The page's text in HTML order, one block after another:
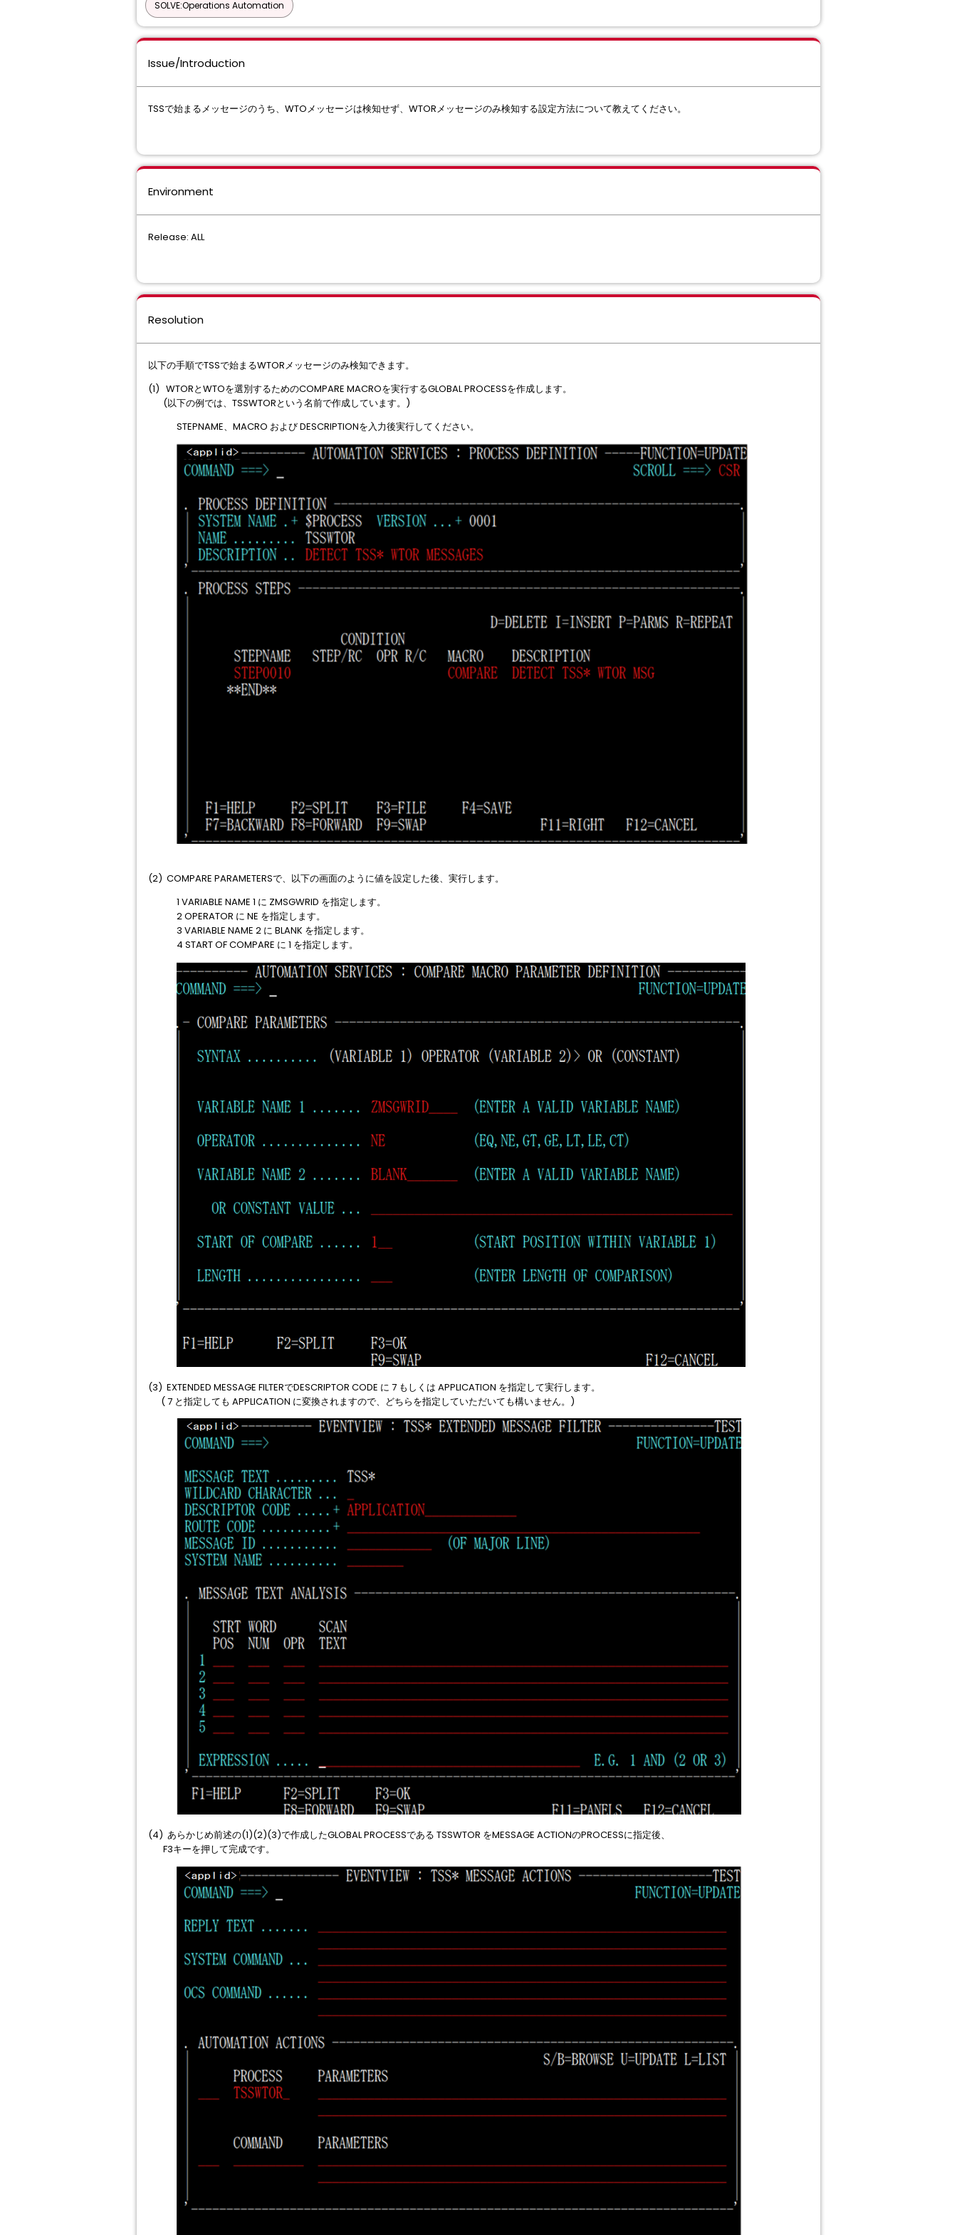
SOLVE:Operations Automation
Issue/Introduction
TSSで始まるメッセージのうち、WTOメッセージは検知せず、WTORメッセージのみ検知する設定方法について教えてください。
Environment
Release: ALL
Resolution
以下の手順でTSSで始まるWTORメッセージのみ検知できます。
(1) WTORとWTOを選別するためのCOMPARE MACROを実行するGLOBAL PROCESSを作成します。
(以下の例では、TSSWTORという名前で作成しています。)
STEPNAME、MACRO および DESCRIPTIONを入力後実行してください。
(2) COMPARE PARAMETERSで、以下の画面のように値を設定した後、実行します。
1 VARIABLE NAME 1 に ZMSGWRID を指定します。
2 OPERATOR に NE を指定します。
3 VARIABLE NAME 2 に BLANK を指定します。
4 START OF COMPARE に 1 を指定します。
(3) EXTENDED MESSAGE FILTERでDESCRIPTOR CODE に 7 もしくは APPLICATION を指定して実行します。
( 7 と指定しても APPLICATION に変換されますので、どちらを指定していただいても構いません。)
(4) あらかじめ前述の(1)(2)(3)で作成したGLOBAL PROCESSである TSSWTOR をMESSAGE ACTIONのPROCESSに指定後、
F3キーを押して完成です。